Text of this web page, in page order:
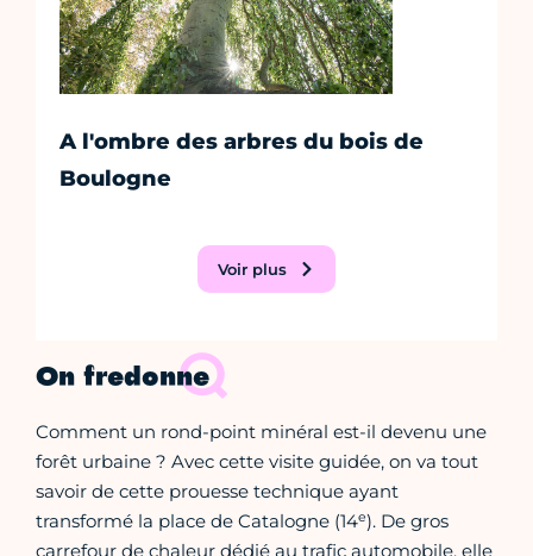
A l'ombre des arbres du bois de
Boulogne
Voir plus
On fredonne
Comment un rond-point minéral est-il devenu une
forêt urbaine ? Avec cette visite guidée, on va tout
savoir de cette prouesse technique ayant
transformé la place de Catalogne (14e). De gros
carrefour de chaleur dédié au trafic automobile, elle